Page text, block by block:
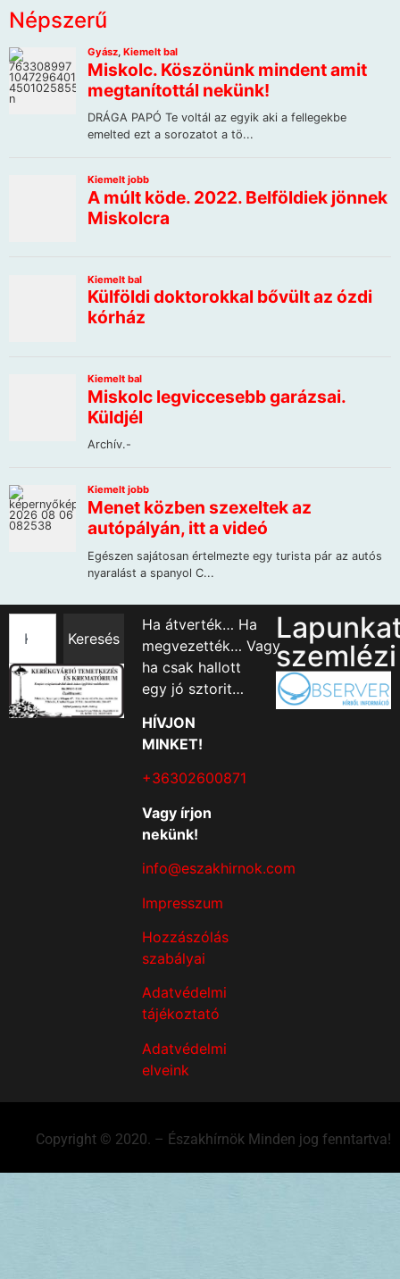
Népszerű
Keresés
Ha átverték… Ha
megvezették… Vagy
ha csak hallott
egy jó sztorit…
HÍVJON
MINKET!
+36302600871
Vagy írjon
nekünk!
info@eszakhirnok.com
Impresszum
Hozzászólás
szabályai
Adatvédelmi
tájékoztató
Adatvédelmi
elveink
szemlézi
Copyright © 2020. – Északhírnök Minden jog fenntartva!